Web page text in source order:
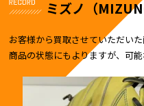
ミズノ（
お客様から買取させていただいた
商品の状態にもよりますが、可